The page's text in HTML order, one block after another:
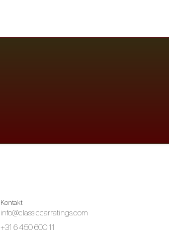
Kontakt
info@classiccarratings.com
+31 6 450 600 11